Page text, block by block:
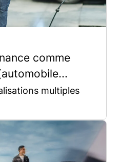
comme
multiples